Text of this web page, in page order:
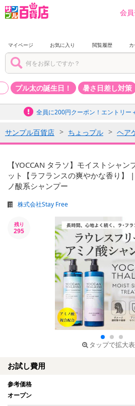
会
マイページ お気に入り 閲覧履歴
プル太の誕生日！ 暑さ日差し対策
全員に200円クーポン！エントリー
サンプル百貨店 ちょっプル ヘア
【YOCCAN タラソ】モイストシャ
ット【ラフランスの爽やかな香り】
ノ酸系シャンプー
株式会社Stay Free
残り
295
タップで拡大
お試し費用
参考価格
オープン